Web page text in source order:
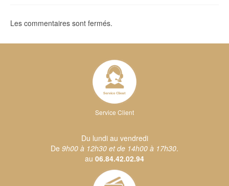
Les commentaires sont fermés.
Service Client
Du lundi au vendredi
De 9h00 à 12h30 et de 14h00 à 17h30.
au 06.84.42.02.94